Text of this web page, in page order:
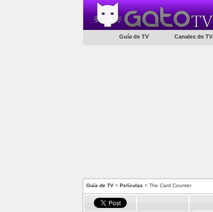
Guía de TV Canales de TV
Guía de TV > Películas > The Card Counter